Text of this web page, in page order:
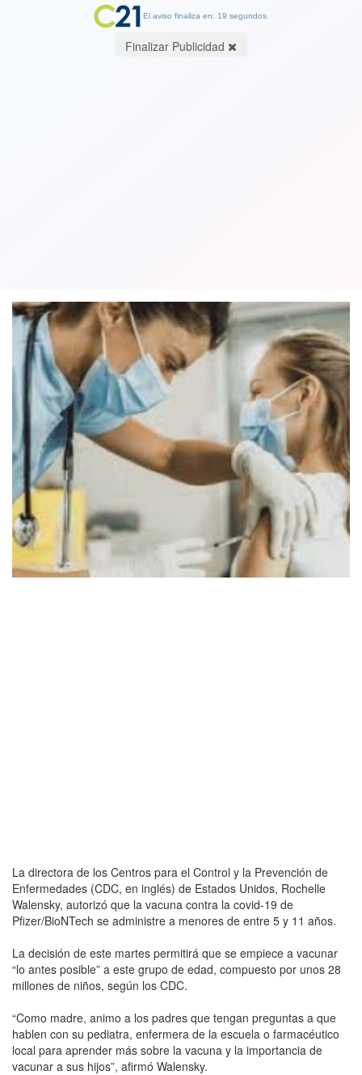
La directora de los Centros para el Control y la Prevención de
Enfermedades (CDC, en inglés) de Estados Unidos, Rochelle
Walensky, autorizó que la vacuna contra la covid-19 de
Pfizer/BioNTech se administre a menores de entre 5 y 11 años.
La decisión de este martes permitirá que se empiece a vacunar
“lo antes posible” a este grupo de edad, compuesto por unos 28
millones de niños, según los CDC.
“Como madre, animo a los padres que tengan preguntas a que
hablen con su pediatra, enfermera de la escuela o farmacéutico
local para aprender más sobre la vacuna y la importancia de
vacunar a sus hijos”, afirmó Walensky.
El aviso finaliza en: 19 segundos.
Finalizar Publicidad